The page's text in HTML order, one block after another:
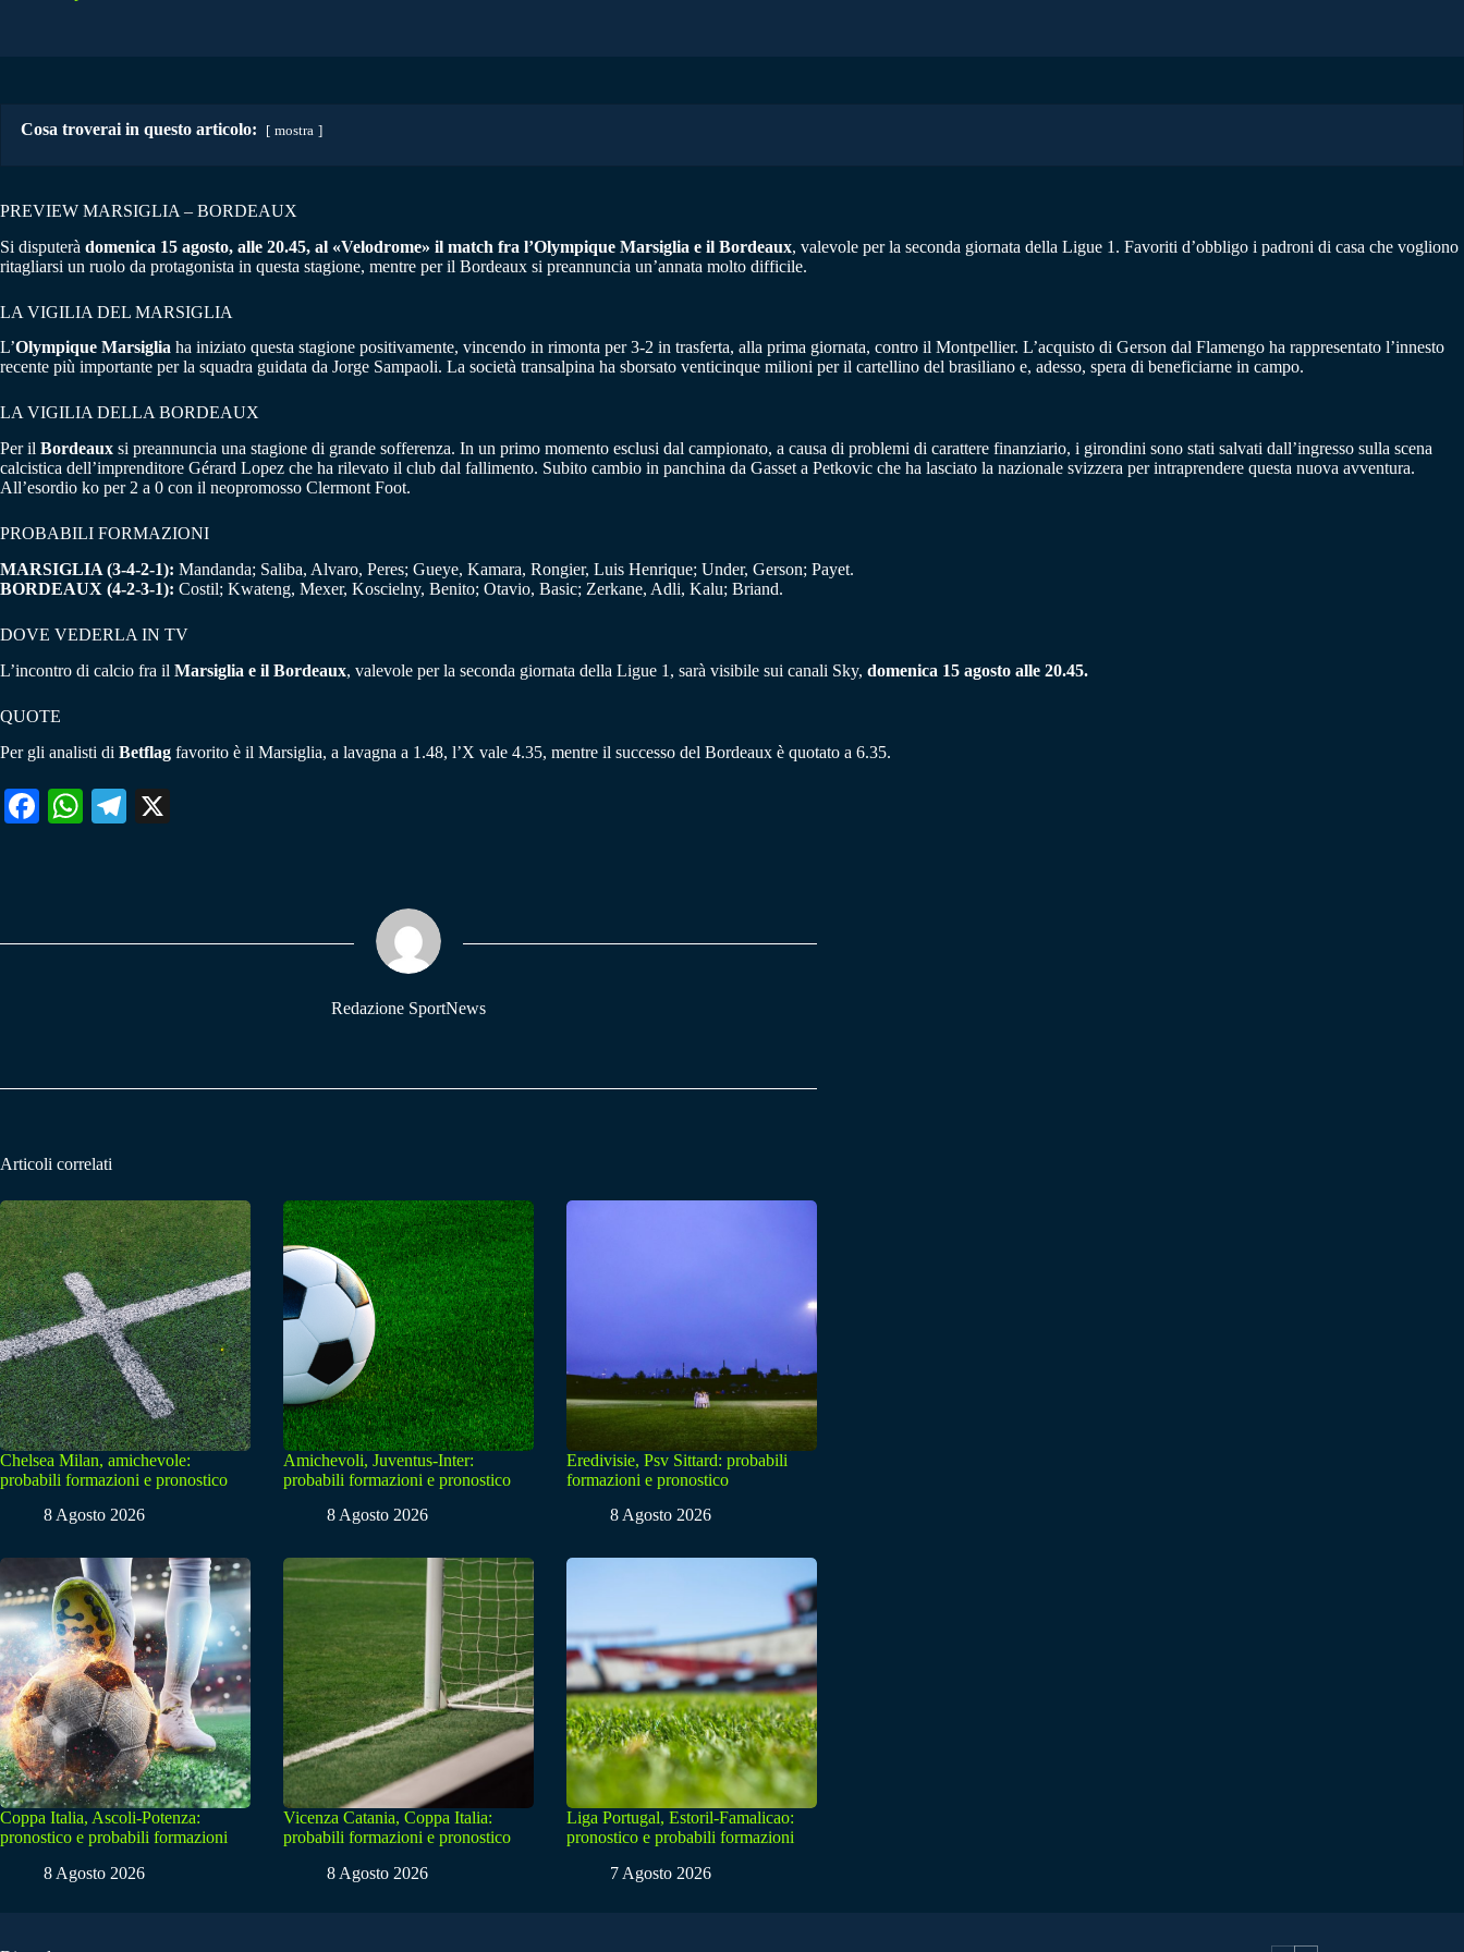
Cosa troverai in questo articolo: mostra
PREVIEW MARSIGLIA – BORDEAUX
Si disputerà domenica 15 agosto, alle 20.45, al «Velodrome» il match fra l’Olympique Marsiglia e il Bordeaux, valevole per la seconda giornata della Ligue 1. Favoriti d’obbligo i padroni di casa che vogliono
ritagliarsi un ruolo da protagonista in questa stagione, mentre per il Bordeaux si preannuncia un’annata molto difficile.
LA VIGILIA DEL MARSIGLIA
L’Olympique Marsiglia ha iniziato questa stagione positivamente, vincendo in rimonta per 3-2 in trasferta, alla prima giornata, contro il Montpellier. L’acquisto di Gerson dal Flamengo ha rappresentato l’innesto
recente più importante per la squadra guidata da Jorge Sampaoli. La società transalpina ha sborsato venticinque milioni per il cartellino del brasiliano e, adesso, spera di beneficiarne in campo.
LA VIGILIA DELLA BORDEAUX
Per il Bordeaux si preannuncia una stagione di grande sofferenza. In un primo momento esclusi dal campionato, a causa di problemi di carattere finanziario, i girondini sono stati salvati dall’ingresso sulla scena
calcistica dell’imprenditore Gérard Lopez che ha rilevato il club dal fallimento. Subito cambio in panchina da Gasset a Petkovic che ha lasciato la nazionale svizzera per intraprendere questa nuova avventura.
All’esordio ko per 2 a 0 con il neopromosso Clermont Foot.
PROBABILI FORMAZIONI
MARSIGLIA (3-4-2-1): Mandanda; Saliba, Alvaro, Peres; Gueye, Kamara, Rongier, Luis Henrique; Under, Gerson; Payet.
BORDEAUX (4-2-3-1): Costil; Kwateng, Mexer, Koscielny, Benito; Otavio, Basic; Zerkane, Adli, Kalu; Briand.
DOVE VEDERLA IN TV
L’incontro di calcio fra il Marsiglia e il Bordeaux, valevole per la seconda giornata della Ligue 1, sarà visibile sui canali Sky, domenica 15 agosto alle 20.45.
QUOTE
Per gli analisti di Betflag favorito è il Marsiglia, a lavagna a 1.48, l’X vale 4.35, mentre il successo del Bordeaux è quotato a 6.35.
Fa W
pp
Te
m
Redazione SportNews
Articoli correlati
Chelsea Milan, amichevole:
probabili formazioni e pronostico
8 Agosto 2026
Amichevoli, Juventus-Inter:
probabili formazioni e pronostico
8 Agosto 2026
Eredivisie, Psv Sittard: probabili
formazioni e pronostico
8 Agosto 2026
Coppa Italia, Ascoli-Potenza:
pronostico e probabili formazioni
8 Agosto 2026
Vicenza Catania, Coppa Italia:
probabili formazioni e pronostico
8 Agosto 2026
Liga Portugal, Estoril-Famalicao:
pronostico e probabili formazioni
7 Agosto 2026